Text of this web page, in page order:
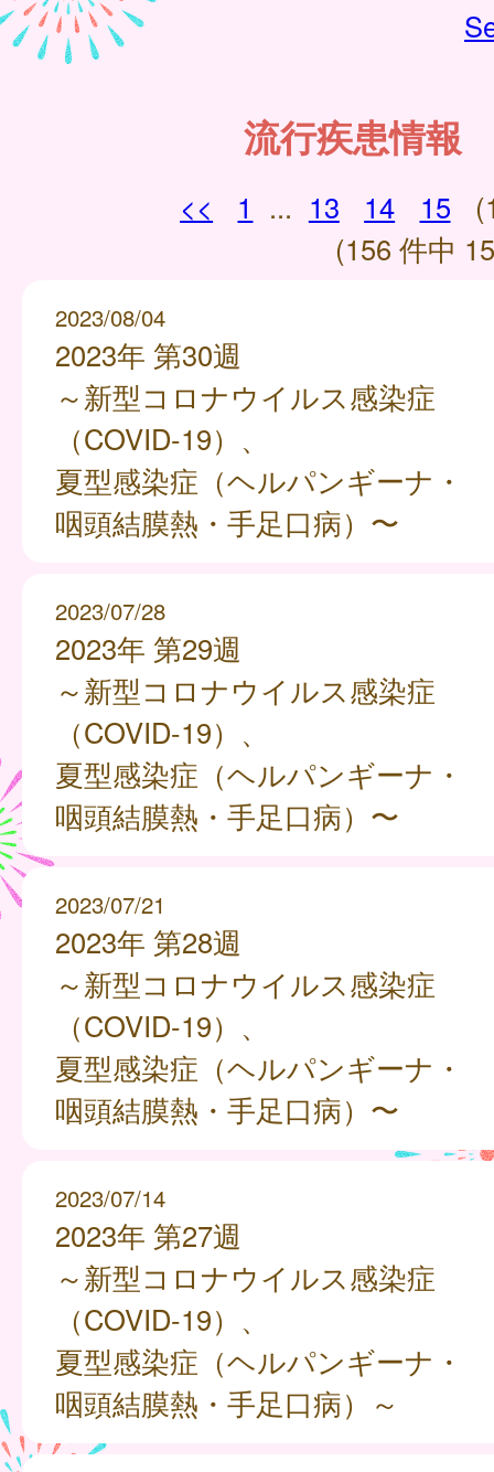
流行疾患情報
<< 1 ... 13 14 15
(156 件中
2023/08/04
2023年 第30週
～新型コロナウイルス感染症
（COVID-19）、
夏型感染症（ヘルパンギーナ・
咽頭結膜熱・手足口病）〜
2023/07/28
2023年 第29週
～新型コロナウイルス感染症
（COVID-19）、
夏型感染症（ヘルパンギーナ・
咽頭結膜熱・手足口病）〜
2023/07/21
2023年 第28週
～新型コロナウイルス感染症
（COVID-19）、
夏型感染症（ヘルパンギーナ・
咽頭結膜熱・手足口病）〜
2023/07/14
2023年 第27週
～新型コロナウイルス感染症
（COVID-19）、
夏型感染症（ヘルパンギーナ・
咽頭結膜熱・手足口病）～